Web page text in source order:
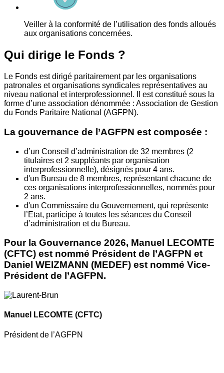
Veiller à la conformité de l’utilisation des fonds alloués
aux organisations concernées.
Qui dirige le Fonds ?
Le Fonds est dirigé paritairement par les organisations
patronales et organisations syndicales représentatives au
niveau national et interprofessionnel. Il est constitué sous la
forme d’une association dénommée : Association de Gestion
du Fonds Paritaire National (AGFPN).
La gouvernance de l’AGFPN est composée :
d’un Conseil d’administration de 32 membres (2
titulaires et 2 suppléants par organisation
interprofessionnelle), désignés pour 4 ans.
d'un Bureau de 8 membres, représentant chacune de
ces organisations interprofessionnelles, nommés pour
2 ans.
d'un Commissaire du Gouvernement, qui représente
l’Etat, participe à toutes les séances du Conseil
d’administration et du Bureau.
Pour la Gouvernance 2026, Manuel LECOMTE
(CFTC) est nommé Président de l’AGFPN et
Daniel WEIZMANN (MEDEF) est nommé Vice-
Président de l’AGFPN.
Manuel LECOMTE (CFTC)
Président de l’AGFPN